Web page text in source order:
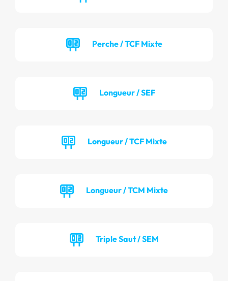
Perche / TCF Mixte
Longueur / SEF
Longueur / TCF Mixte
Longueur / TCM Mixte
Triple Saut / SEM